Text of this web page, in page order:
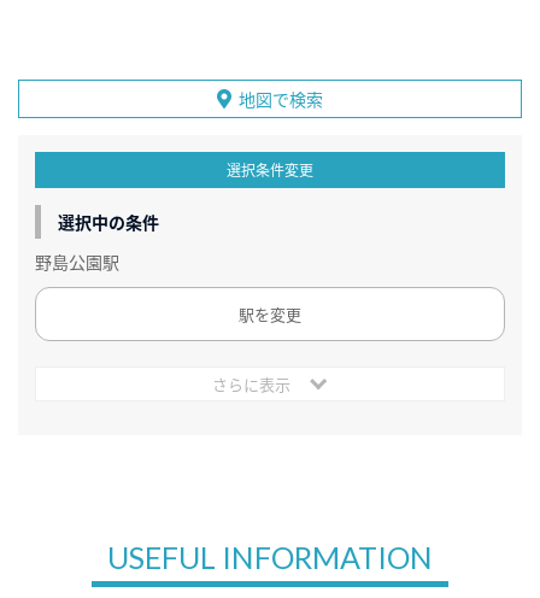
地図で検索
選択条件変更
選択中の条件
野島公園駅
駅を変更
さらに表示
USEFUL INFORMATION